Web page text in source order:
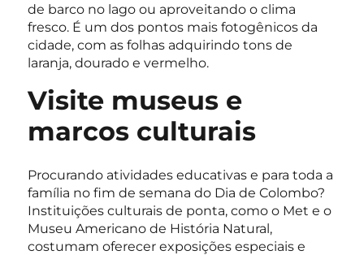
de barco no lago ou aproveitando o clima
fresco. É um dos pontos mais fotogênicos da
cidade, com as folhas adquirindo tons de
laranja, dourado e vermelho.
Visite museus e
marcos culturais
Procurando atividades educativas e para toda a
família no fim de semana do Dia de Colombo?
Instituições culturais de ponta, como o Met e o
Museu Americano de História Natural,
costumam oferecer exposições especiais e